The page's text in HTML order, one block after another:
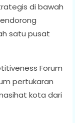
di bawah
satu pusat
Forum
pertukaran
kota dari